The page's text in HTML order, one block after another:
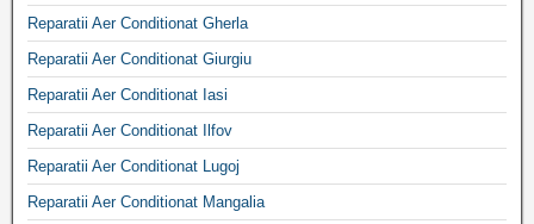
Reparatii Aer Conditionat Gherla
Reparatii Aer Conditionat Giurgiu
Reparatii Aer Conditionat Iasi
Reparatii Aer Conditionat Ilfov
Reparatii Aer Conditionat Lugoj
Reparatii Aer Conditionat Mangalia